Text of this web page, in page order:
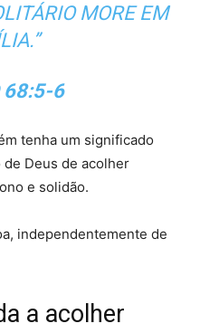
MORE EM
68:5-6
tenha um significado
Deus de acolher
e solidão.
independentemente de
a acolher